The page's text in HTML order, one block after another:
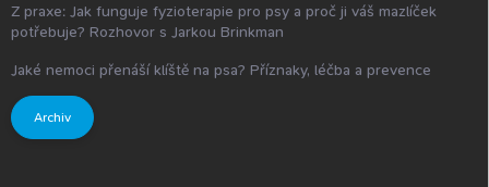
Z praxe: Jak funguje fyzioterapie pro psy a proč ji váš mazlíček
potřebuje? Rozhovor s Jarkou Brinkman
Jaké nemoci přenáší klíště na psa? Příznaky, léčba a prevence
Archiv